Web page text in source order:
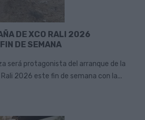
DE XCO RALI 2026
DE SEMANA
será protagonista del arranque de la
Rali 2026 este fin de semana con la...